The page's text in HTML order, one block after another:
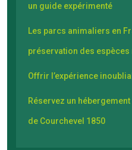
un guide expérimenté
Les parcs animaliers en
préservation des espèces
Offrir l’expérience
Réservez un
de Courchevel 1850